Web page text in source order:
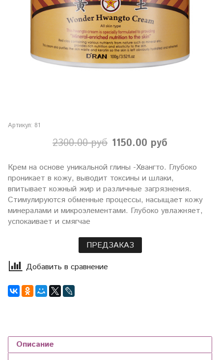
Артикул: 81
2300.00 руб 1150.00 руб
Крем на основе уникальной глины -Хвангто. Глубоко
проникает в кожу, выводит токсины и шлаки,
впитывает кожный жир и различные загрязнения.
Стимулируются обменные процессы, насыщает кожу
минералами и микроэлементами. Глубоко увлажняет,
успокаивает и смягчае
ПРЕДЗАКАЗ
Добавить в сравнение
Описание